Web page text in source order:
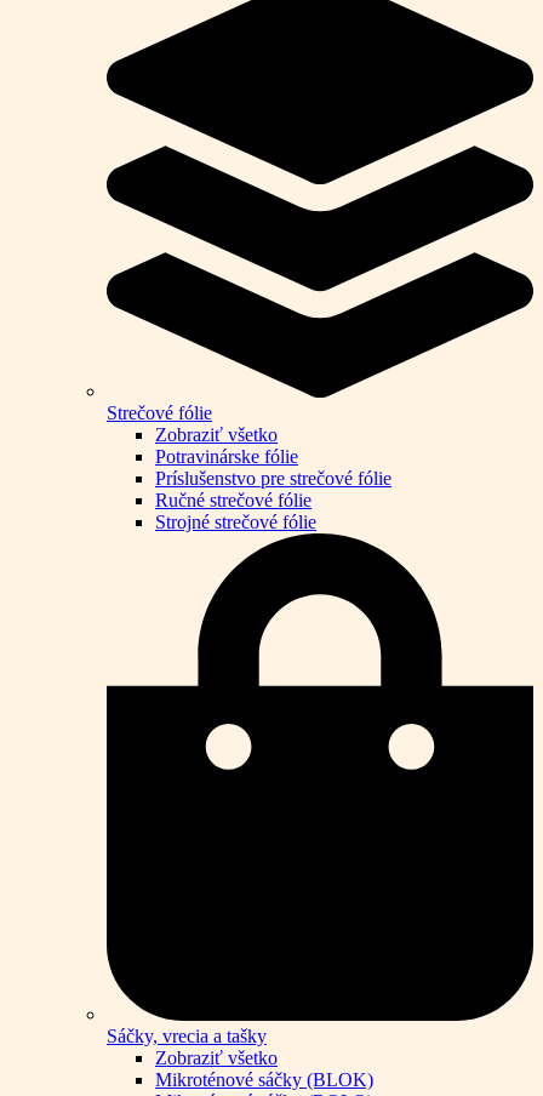
Strečové fólie
Zobraziť všetko
Potravinárske fólie
Príslušenstvo pre strečové fólie
Ručné strečové fólie
Strojné strečové fólie
Sáčky, vrecia a tašky
Zobraziť všetko
Mikroténové sáčky (BLOK)